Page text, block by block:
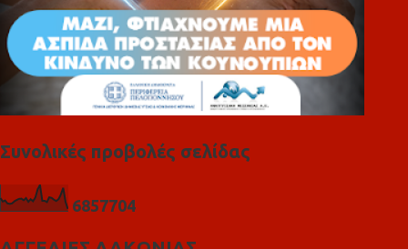
Συνολικές προβολές σελίδας
6857704